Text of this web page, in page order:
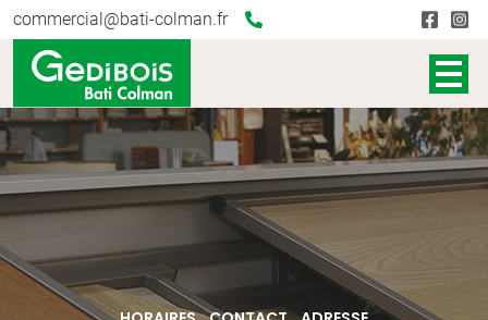
commercial@bati-colman.fr